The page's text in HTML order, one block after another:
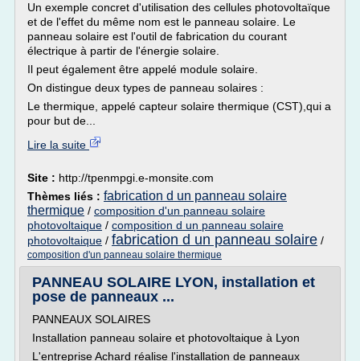
Un exemple concret d'utilisation des cellules photovoltaïque
et de l'effet du même nom est le panneau solaire. Le
panneau solaire est l'outil de fabrication du courant
électrique à partir de l'énergie solaire.
Il peut également être appelé module solaire.
On distingue deux types de panneau solaires :
Le thermique, appelé capteur solaire thermique (CST),qui a
pour but de...
Lire la suite
Site : http://tpenmpgi.e-monsite.com
Thèmes liés : fabrication d un panneau solaire
thermique / composition d'un panneau solaire
photovoltaique / composition d un panneau solaire
photovoltaique / fabrication d un panneau solaire /
composition d'un panneau solaire thermique
PANNEAU SOLAIRE LYON, installation et
pose de panneaux ...
PANNEAUX SOLAIRES
Installation panneau solaire et photovoltaique à Lyon
L'entreprise Achard réalise l'installation de panneaux